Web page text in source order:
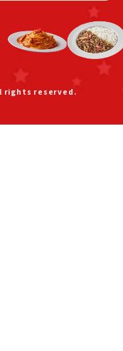
rights reserved.